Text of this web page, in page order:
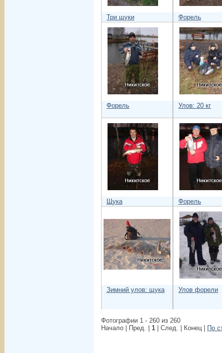
Три щуки Форель
Форель Улов: 20 кг
Щука Форель
Зимний улов: щука Улов форели
Фотографии 1 - 260 из 260
Начало | Пред. | 1 | След. | Конец По